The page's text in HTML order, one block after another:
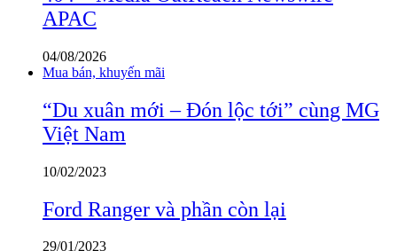
APAC
04/08/2026
Mua bán, khuyến mãi
“Du xuân mới – Đón lộc tới” cùng MG
Việt Nam
10/02/2023
Ford Ranger và phần còn lại
29/01/2023